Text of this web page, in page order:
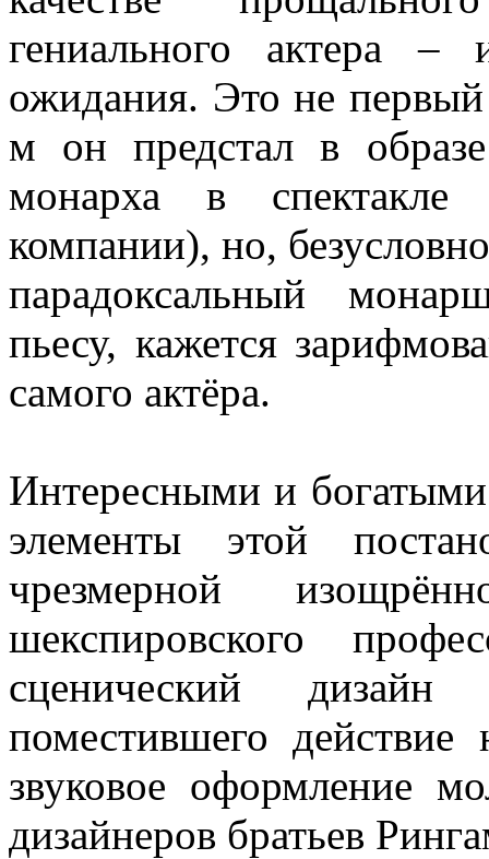
гениального актера –
ожидания. Это не
м он предстал в
монарха в спектакле
компании), но,
парадоксальный
пьесу, кажется
самого актёра.
Интересными и
элементы этой
чрезмерной
шекспировского
сценический
поместившего
звуковое оформление
дизайнеров братьев